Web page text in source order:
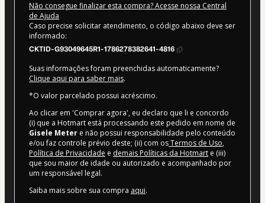
Não consegue finalizar esta compra? Acesse nossa Central
de Ajuda
Caso precise solicitar atendimento, o código abaixo deve ser
informado:
CKTID-G93049645R1-1786278382641-4816
Suas informações foram preenchidas automaticamente?
Clique aqui para saber mais.
*O valor parcelado possui acréscimo.
Ao clicar em 'Comprar agora', eu declaro que li e concordo
(i) que a Hotmart está processando este pedido em nome de
Gisele Meter e não possui responsabilidade pelo conteúdo
e/ou faz controle prévio deste; (ii) com osTermos de Uso,
Política de Privacidade e demais Políticas da Hotmart e (iii)
que sou maior de idade ou autorizado e acompanhado por
um responsável legal.
Saiba mais sobre sua compra aqui.